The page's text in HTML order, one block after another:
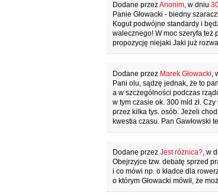
Dodane przezAnonim, w dniu
Panie Głowacki - biedny
Kogut podwójne standardy i
walecznego! W moc szeryfa też
propozycję niejaki Jaki już
Dodane przez Marek Głowacki,
Pani olu, sądzę jednak, że to
a w szczególności podczas
w tym czasie ok. 300 mld zł.
przez kilka tys. osób. Jeżeli
kwestia czasu. Pan Gawłowski
Dodane przez Jest różnica?, w
Obejrzyjce tzw. debatę sprzed
i co mówi np. o kładce dla
o którym Głowacki mówił, że